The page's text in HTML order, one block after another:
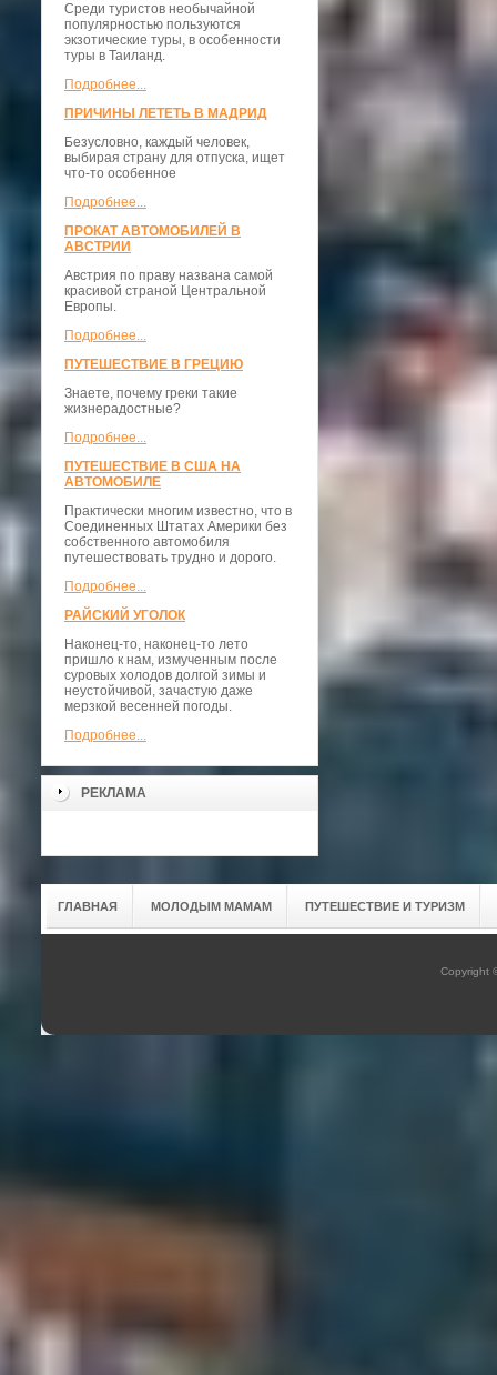
Среди туристов необычайной
популярностью пользуются
экзотические туры, в особенности
туры в Таиланд.
Подробнее...
ПРИЧИНЫ ЛЕТЕТЬ В МАДРИД
Безусловно, каждый человек,
выбирая страну для отпуска, ищет
что-то особенное
Подробнее...
ПРОКАТ АВТОМОБИЛЕЙ В
АВСТРИИ
Австрия по праву названа самой
красивой страной Центральной
Европы.
Подробнее...
ПУТЕШЕСТВИЕ В ГРЕЦИЮ
Знаете, почему греки такие
жизнерадостные?
Подробнее...
ПУТЕШЕСТВИЕ В США НА
АВТОМОБИЛЕ
Практически многим известно, что в
Соединенных Штатах Америки без
собственного автомобиля
путешествовать трудно и дорого.
Подробнее...
РАЙСКИЙ УГОЛОК
Наконец-то, наконец-то лето
пришло к нам, измученным после
суровых холодов долгой зимы и
неустойчивой, зачастую даже
мерзкой весенней погоды.
Подробнее...
РЕКЛАМА
ГЛАВНАЯ МОЛОДЫМ МАМАМ ПУТЕШЕСТВИЕ И ТУРИЗМ
Copyright